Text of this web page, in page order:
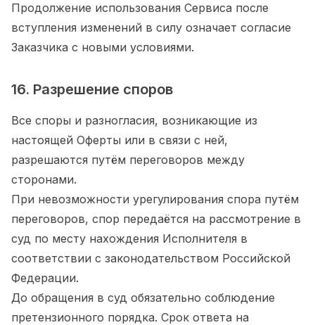
Продолжение использования Сервиса после
вступления изменений в силу означает согласие
Заказчика с новыми условиями.
16. Разрешение споров
Все споры и разногласия, возникающие из
настоящей Оферты или в связи с ней,
разрешаются путём переговоров между
сторонами.
При невозможности урегулирования спора путём
переговоров, спор передаётся на рассмотрение в
суд по месту нахождения Исполнителя в
соответствии с законодательством Российской
Федерации.
До обращения в суд обязательно соблюдение
претензионного порядка. Срок ответа на